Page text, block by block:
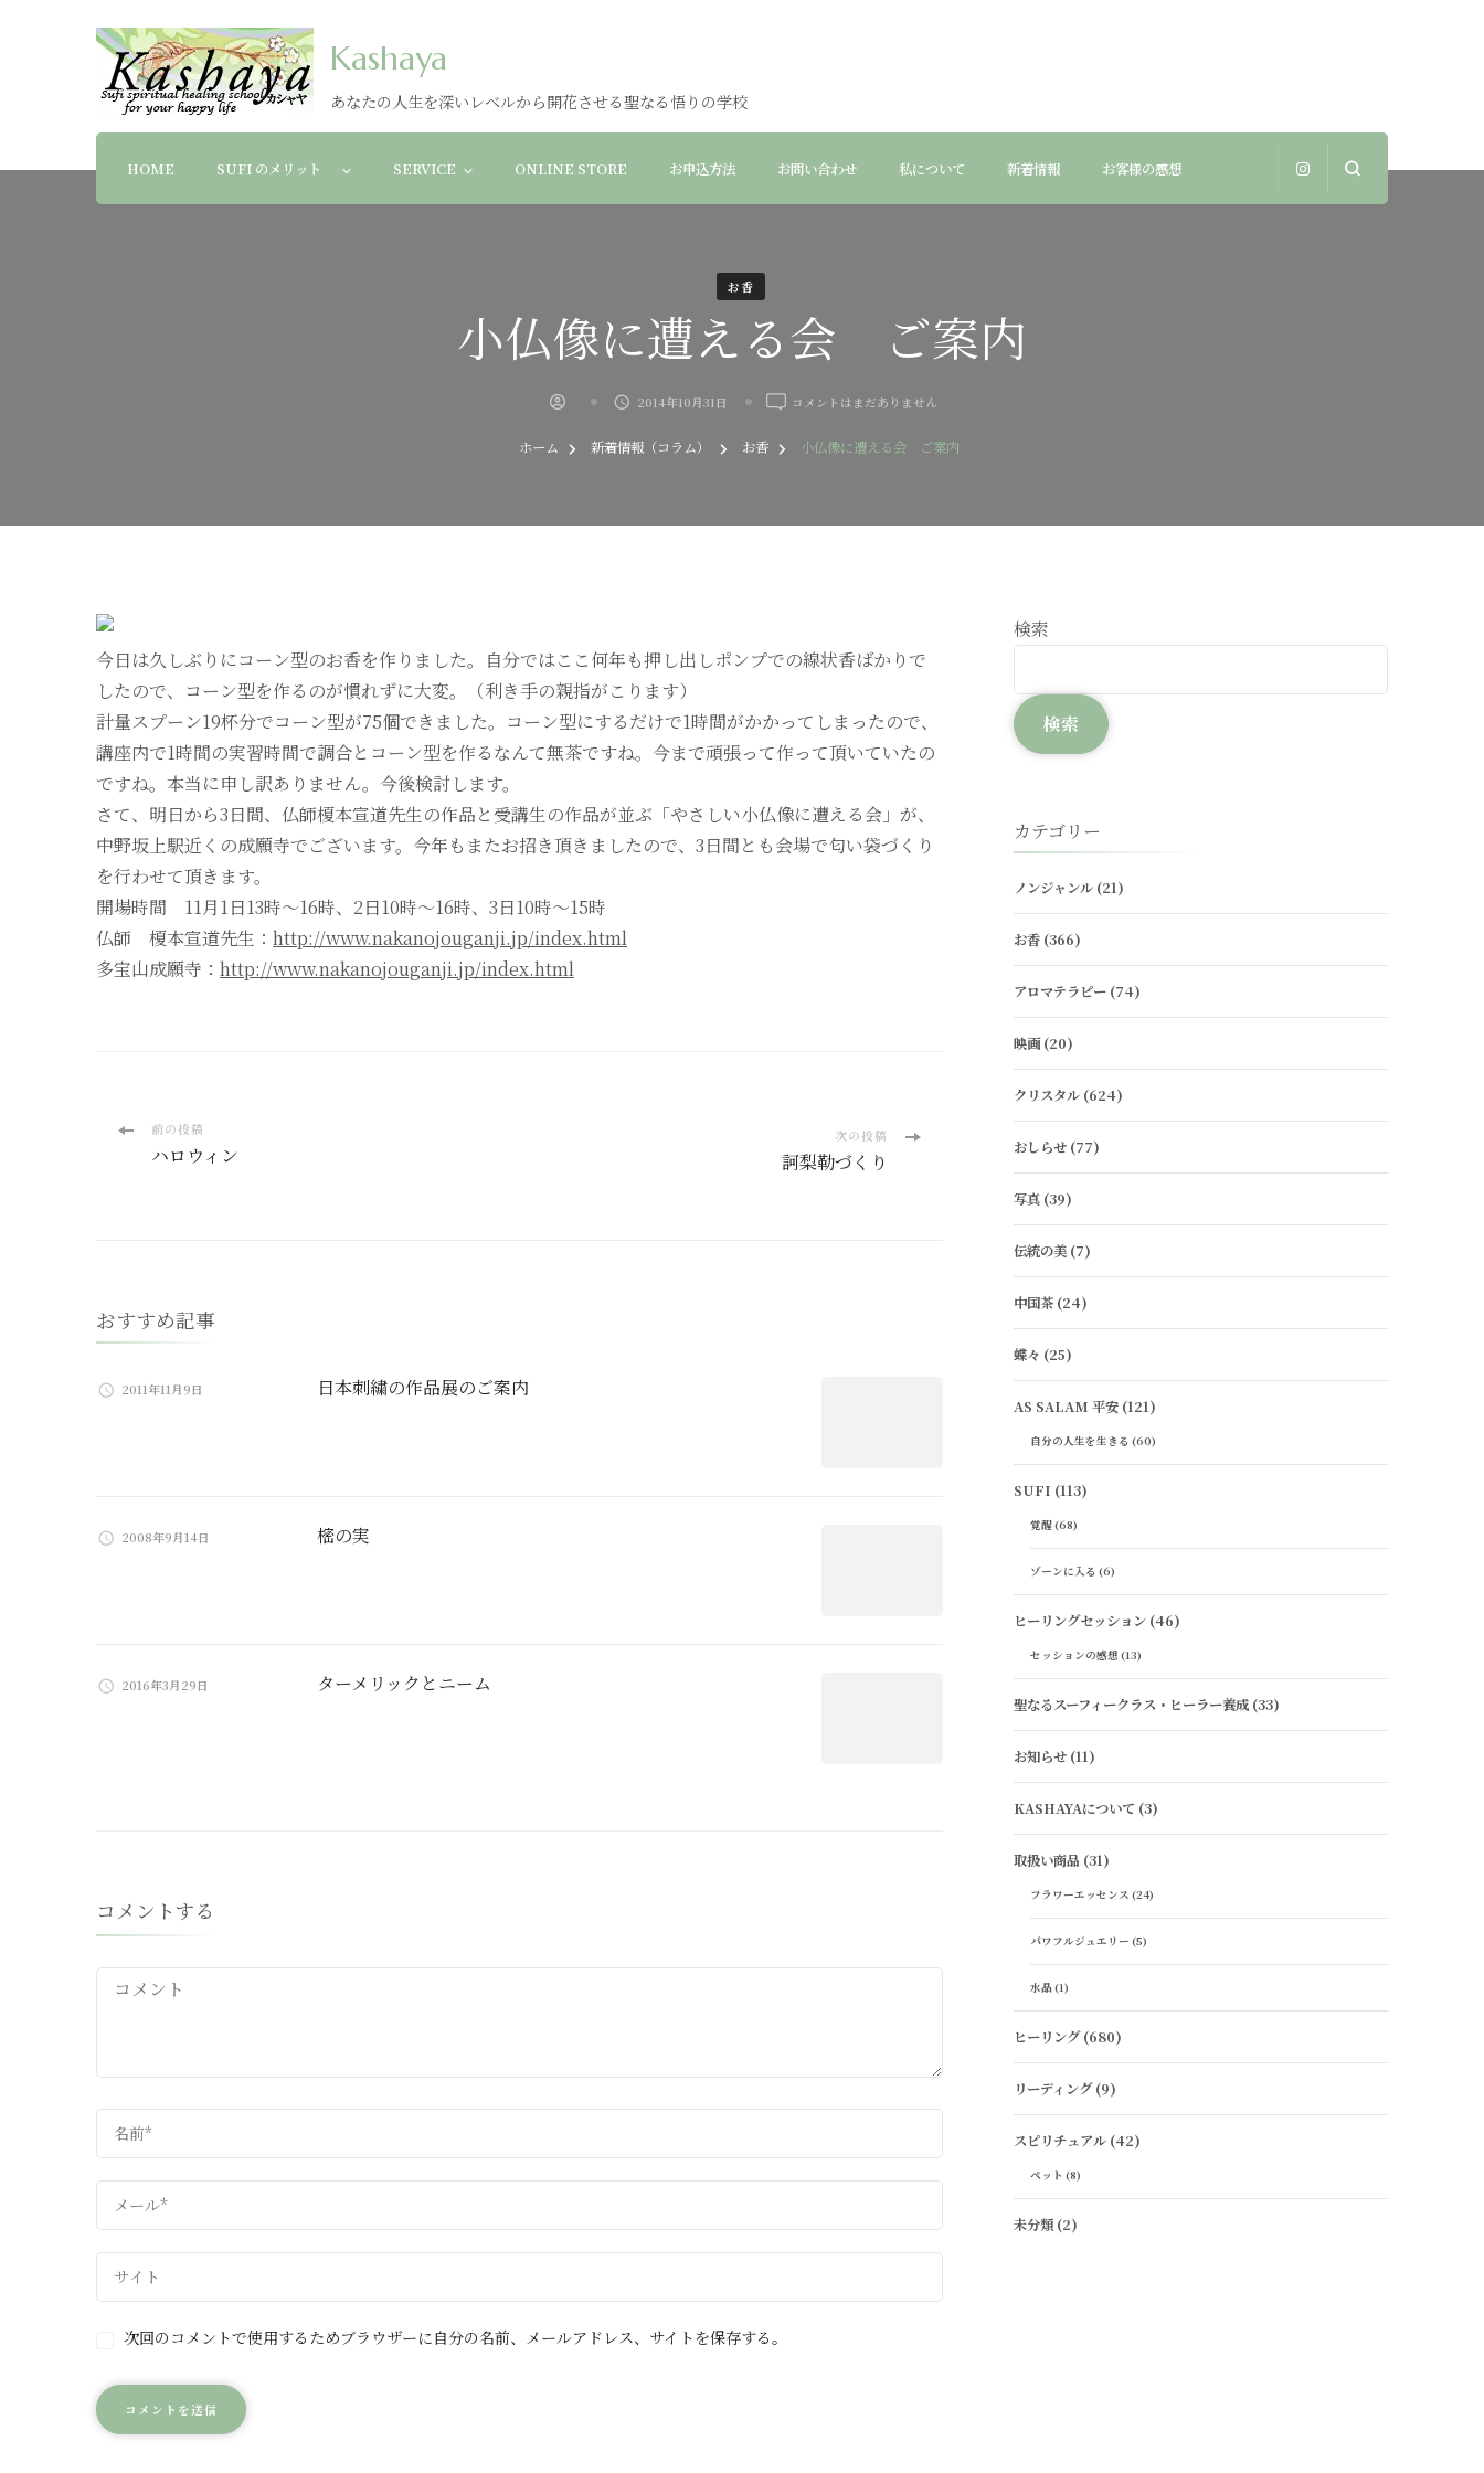
Kashaya
あなたの人生を深いレベルから開花させる聖なる悟りの学校
HOME SUFI のメリット SERVICE ONLINE STORE お申込方法 お問い合わせ 私について 新着情報 お客様の感想
お香
小仏像に遭える会 ご案内
2014年10月31日
小
る
の
コメントはまだありません
ホーム 新着情報（コラム） お香 小仏像に遭える会 ご案内
今日は久しぶりにコーン型のお香を作りました。自分ではここ何年も押し出しポンプでの線状香ばかりで
したので、コーン型を作るのが慣れずに大変。（利き手の親指がこります）
計量スプーン19杯分でコーン型が75個できました。コーン型にするだけで1時間がかかってしまったので、
講座内で1時間の実習時間で調合とコーン型を作るなんて無茶ですね。今まで頑張って作って頂いていたの
ですね。本当に申し訳ありません。今後検討します。
さて、明日から3日間、仏師榎本宣道先生の作品と受講生の作品が並ぶ「やさしい小仏像に遭える会」が、
中野坂上駅近くの成願寺でございます。今年もまたお招き頂きましたので、3日間とも会場で匂い袋づくり
を行わせて頂きます。
開場時間 11月1日13時～16時、2日10時～16時、3日10時～15時
仏師 榎本宣道先生： http://www.nakanojouganji.jp/index.html
多宝山成願寺： http://www.nakanojouganji.jp/index.html
投
ゲ
ー
ン
前の投稿
ハロウィン
次の投稿
訶梨勒づくり
おすすめ記事
2011年11月9日 日本刺繍の作品展のご案内
2008年9月14日 樒の実
2016年3月29日 ターメリックとニーム
コメントする
次回のコメントで使用するためブラウザーに自分の名前、メールアドレス、サイトを保存する。
検索
検索
カテゴリー
ノンジャンル(21)
お香(366)
アロマテラピー(74)
映画(20)
クリスタル(624)
おしらせ(77)
写真(39)
伝統の美(7)
中国茶(24)
蝶々 (25)
AS SALAM 平安(121)
自分の人生を生きる (60)
SUFI (113)
覚醒(68)
ゾーンに入る (6)
ヒーリングセッション(46)
セッションの感想 (13)
聖なるスーフィークラス・ヒーラー養成(33)
お知らせ(11)
KASHAYAについて (3)
取扱い商品 (31)
フラワーエッセンス (24)
パワフルジュエリー (5)
水晶(1)
ヒーリング(680)
リーディング(9)
スピリチュアル(42)
ペット (8)
未分類(2)